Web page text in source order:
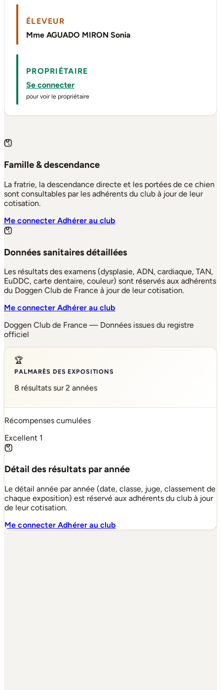
ÉLEVEUR
Mme AGUADO MIRON Sonia
PROPRIÉTAIRE
Se connecter
pour voir le propriétaire
Famille & descendance
La fratrie, la descendance directe et les portées de ce chien
sont consultables par les adhérents du club à jour de leur
cotisation.
Me connecterAdhérer au club
Données sanitaires détaillées
Les résultats des examens (dysplasie, ADN, cardiaque, TAN,
EuDDC, carte dentaire, couleur) sont réservés aux adhérents
du Doggen Club de France à jour de leur cotisation.
Me connecterAdhérer au club
Doggen Club de France — Données issues du registre
officiel
🏆
PALMARÈS DES EXPOSITIONS
8 résultats sur 2 années
Récompenses cumulées
Excellent 1
Détail des résultats par année
Le détail année par année (date, classe, juge, classement de
chaque exposition) est réservé aux adhérents du club à jour
de leur cotisation.
Me connecterAdhérer au club